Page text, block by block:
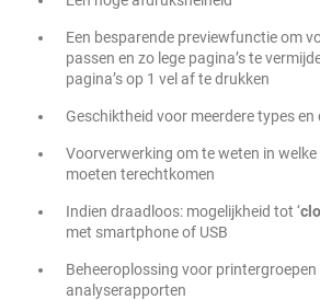
Een besparende previewfunctie om
passen en zo lege pagina’s te
pagina’s op 1 vel af te drukken
Geschiktheid voor meerdere types
Voorverwerking om te weten in
moeten terechtkomen
Indien draadloos: mogelijkheid tot ‘
met smartphone of USB
Beheeroplossing voor
analyserapporten